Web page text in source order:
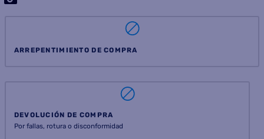
ARREPENTIMIENTO DE COMPRA
DEVOLUCIÓN DE COMPRA
Por fallas, rotura o disconformidad